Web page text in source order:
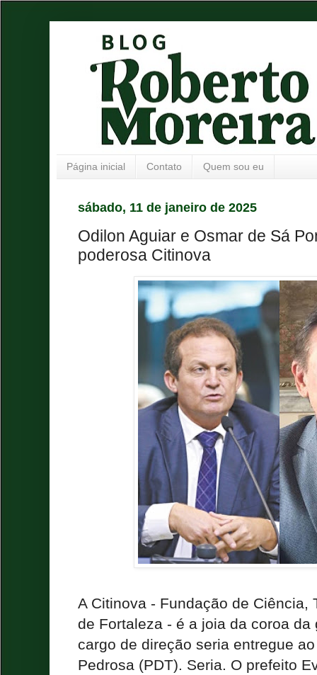
Página inicial Contato Quem sou eu
sábado, 11 de janeiro de 2025
Odilon Aguiar e Osmar de Sá
poderosa Citinova
A Citinova - Fundação de Ciência,
de Fortaleza - é a joia da coroa da
cargo de direção seria entregue
Pedrosa (PDT). Seria. O prefeito